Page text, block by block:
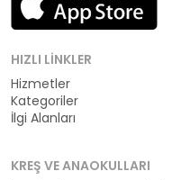
HIZLI LINKLER
Hizmetler
Kategoriler
İlgi Alanları
KREŞ VE ANAOKULLARI